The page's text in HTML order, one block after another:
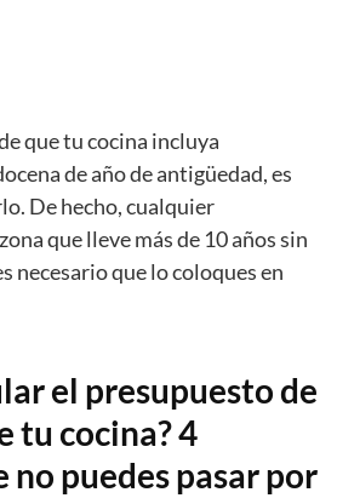
que tu cocina incluya
de año de antigüedad, es
De hecho, cualquier
que lleve más de 10 años sin
necesario que lo coloques en
el presupuesto de
tu cocina? 4
no puedes pasar por